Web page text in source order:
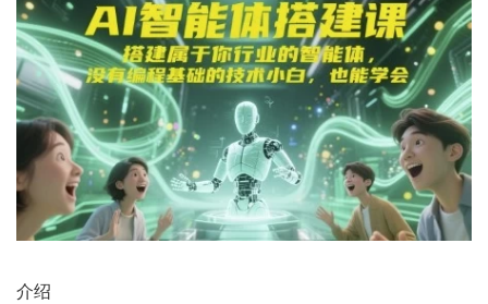
介绍